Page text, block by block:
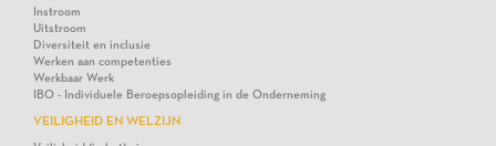
Instroom
Uitstroom
Diversiteit en inclusie
Werken aan competenties
Werkbaar Werk
IBO - Individuele Beroepsopleiding in de Onderneming
VEILIGHEID EN WELZIJN